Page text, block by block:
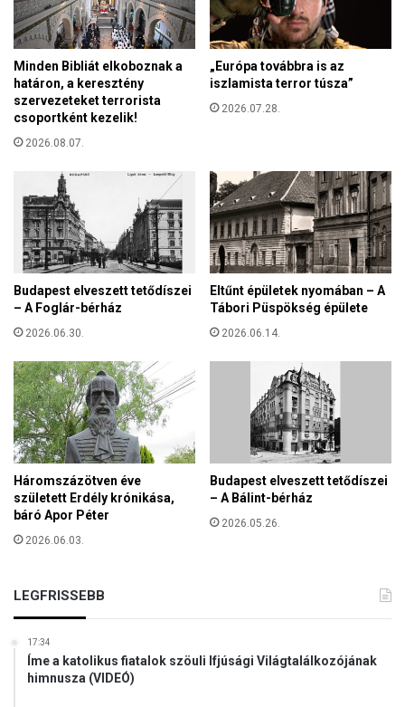
k
c
n
á
k
s
á
t
a
r
e
p
ü
l
ő
k
k
e
p
r
ó
b
á
l
k
o
z
n
a
m
Minden Bibliát elkoboznak a
határon, a keresztény
szervezeteket terrorista
csoportként kezelik!
2026.08.07.
„Európa továbbra is az
iszlamista terror túsza”
2026.07.28.
Budapest elveszett tetődíszei
– A Foglár-bérház
2026.06.30.
Eltűnt épületek nyomában – A
Tábori Püspökség épülete
2026.06.14.
Háromszázötven éve
született Erdély krónikása,
báró Apor Péter
2026.06.03.
Budapest elveszett tetődíszei
– A Bálint-bérház
2026.05.26.
LEGFRISSEBB
17:34
Íme a katolikus fiatalok szöuli Ifjúsági Világtalálkozójának
himnusza (VIDEÓ)